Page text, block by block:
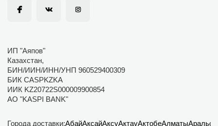
ИП "Аяпов"
Казахстан,
БИН/ИИН/ИНН/УНП 960529400309
БИК CASPKZKA
ИИК KZ20722S000009900854
АО "KASPI BANK"
Города доставки:АбайАксайАксуАктауАктобеАлматыАральск